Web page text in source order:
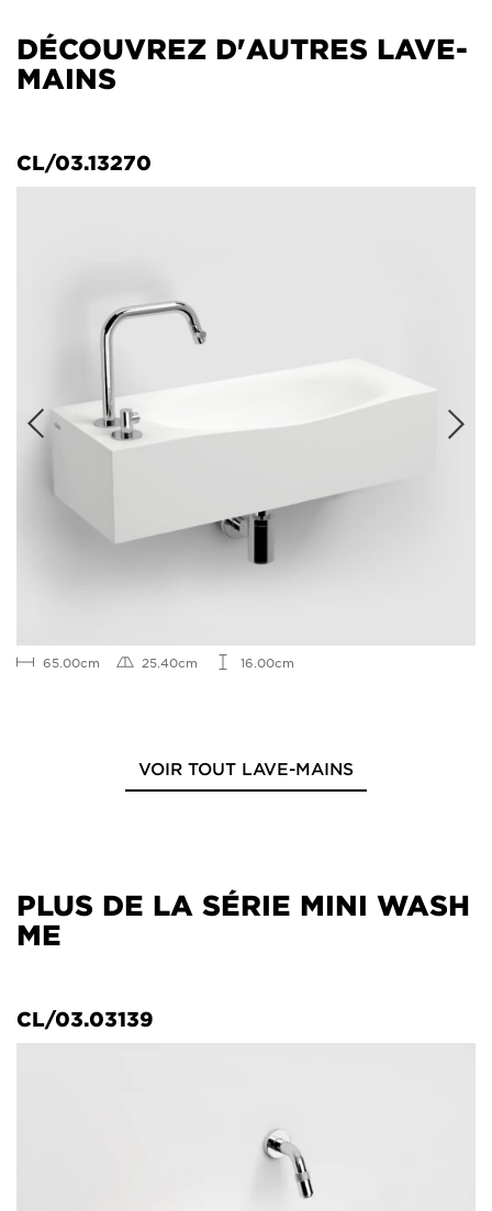
DÉCOUVREZ D'AUTRES LAVE-
MAINS
CL/03.13270
65.00cm 25.40cm 16.00cm
VOIR TOUT LAVE-MAINS
PLUS DE LA SÉRIE MINI WASH
ME
CL/03.03139